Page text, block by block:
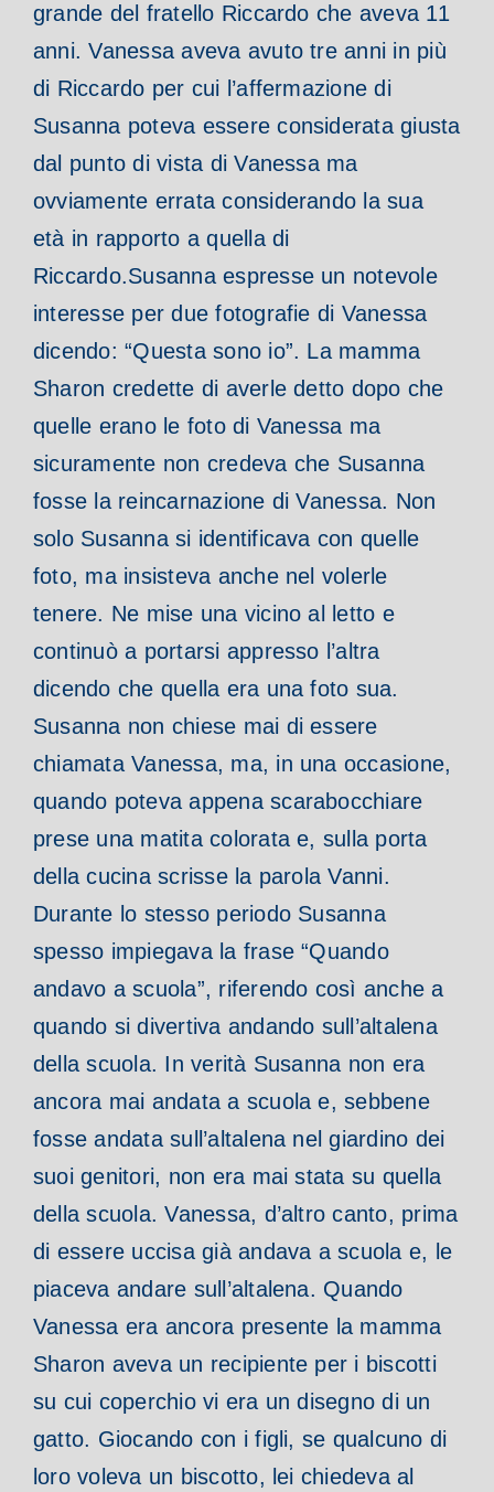
grande del fratello Riccardo che aveva 11
anni. Vanessa aveva avuto tre anni in più
di Riccardo per cui l’affermazione di
Susanna poteva essere considerata giusta
dal punto di vista di Vanessa ma
ovviamente errata considerando la sua
età in rapporto a quella di
Riccardo.Susanna espresse un notevole
interesse per due fotografie di Vanessa
dicendo: “Questa sono io”. La mamma
Sharon credette di averle detto dopo che
quelle erano le foto di Vanessa ma
sicuramente non credeva che Susanna
fosse la reincarnazione di Vanessa. Non
solo Susanna si identificava con quelle
foto, ma insisteva anche nel volerle
tenere. Ne mise una vicino al letto e
continuò a portarsi appresso l’altra
dicendo che quella era una foto sua.
Susanna non chiese mai di essere
chiamata Vanessa, ma, in una occasione,
quando poteva appena scarabocchiare
prese una matita colorata e, sulla porta
della cucina scrisse la parola Vanni.
Durante lo stesso periodo Susanna
spesso impiegava la frase “Quando
andavo a scuola”, riferendo così anche a
quando si divertiva andando sull’altalena
della scuola. In verità Susanna non era
ancora mai andata a scuola e, sebbene
fosse andata sull’altalena nel giardino dei
suoi genitori, non era mai stata su quella
della scuola.Vanessa, d’altro canto, prima
di essere uccisa già andava a scuola e, le
piaceva andare sull’altalena. Quando
Vanessa era ancora presente la mamma
Sharon aveva un recipiente per i biscotti
su cui coperchio vi era un disegno di un
gatto. Giocando con i figli, se qualcuno di
loro voleva un biscotto, lei chiedeva al